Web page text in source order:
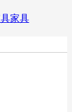
家具